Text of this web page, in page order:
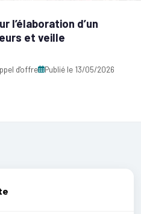
l’élaboration d’un
et veille
d'offre Publié le 13/05/2026